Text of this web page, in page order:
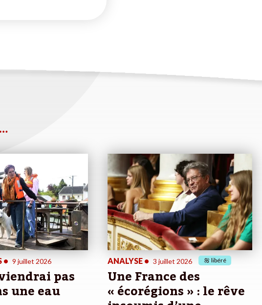
• 9 juillet 2026
pas
une eau
ANALYSE • 3 juillet 2026 libéré
Une France des
« écorégions » : le rêve